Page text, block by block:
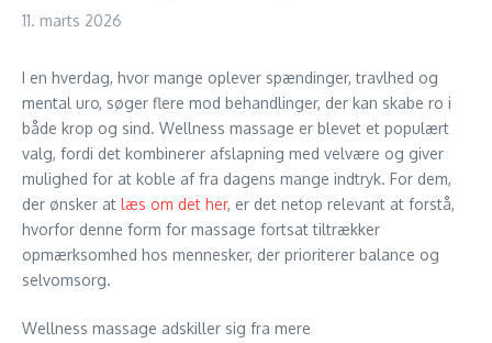
11. marts 2026
I en hverdag, hvor mange oplever spændinger, travlhed og
mental uro, søger flere mod behandlinger, der kan skabe ro i
både krop og sind. Wellness massage er blevet et populært
valg, fordi det kombinerer afslapning med velvære og giver
mulighed for at koble af fra dagens mange indtryk. For dem,
der ønsker at læs om det her, er det netop relevant at forstå,
hvorfor denne form for massage fortsat tiltrækker
opmærksomhed hos mennesker, der prioriterer balance og
selvomsorg.
Wellness massage adskiller sig fra mere